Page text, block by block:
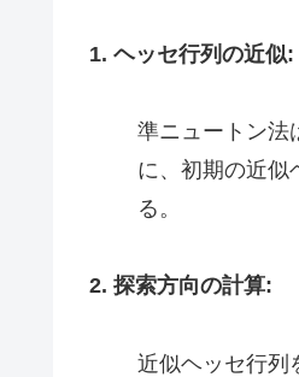
1. ヘッセ行列の近似:
準ニュートン法
に、初期の近似
る。
2. 探索方向の計算:
近似ヘッセ行列